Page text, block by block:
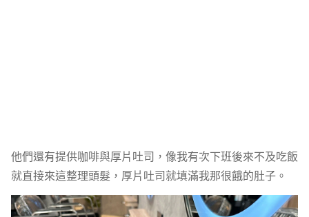
他們還有提供咖啡與厚片吐司，像我有次下班後來不及吃飯
就直接來這整理頭髮，厚片吐司就填滿我那很餓的肚子。